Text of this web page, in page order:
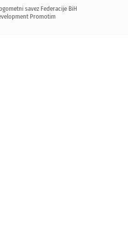
savez Federacije BiH
Promotim